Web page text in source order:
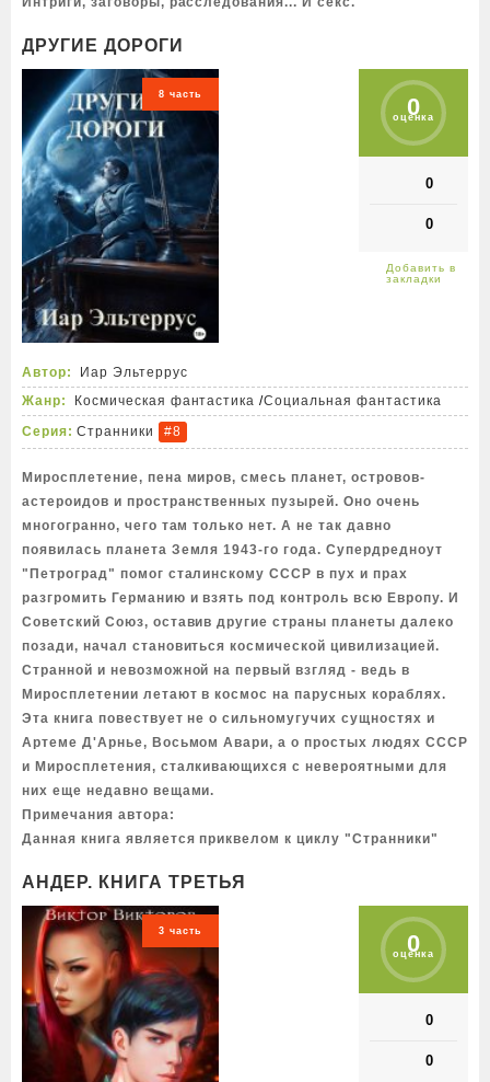
ДРУГИЕ ДОРОГИ
8 часть 0
оценка
0
0
Автор:
Иар Эльтеррус
Жанр:
Космическая фантастика /Социальная фантастика
Серия: Странники #8
Миросплетение, пена миров, смесь планет, островов-
астероидов и пространственных пузырей. Оно очень
многогранно, чего там только нет. А не так давно
появилась планета Земля 1943-го года. Супердредноут
"Петроград" помог сталинскому СССР в пух и прах
разгромить Германию и взять под контроль всю Европу. И
Советский Союз, оставив другие страны планеты далеко
позади, начал становиться космической цивилизацией.
Странной и невозможной на первый взгляд - ведь в
Миросплетении летают в космос на парусных кораблях.
Эта книга повествует не о сильномугучих сущностях и
Артеме Д'Арнье, Восьмом Авари, а о простых людях СССР
и Миросплетения, сталкивающихся с невероятными для
них еще недавно вещами.
Примечания автора:
Данная книга является приквелом к циклу "Странники"
АНДЕР. КНИГА ТРЕТЬЯ
3 часть 0
оценка
0
0